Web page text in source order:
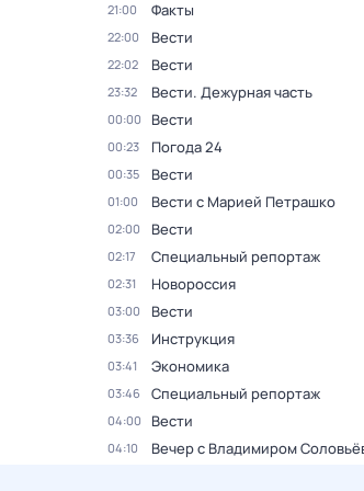
21:00 Факты
22:00 Вести
22:02 Вести
23:32 Вести. Дежурная часть
00:00 Вести
00:23 Погода 24
00:35 Вести
01:00 Вести с Марией Петрашко
02:00 Вести
02:17 Специальный репортаж
02:31 Новороссия
03:00 Вести
03:36 Инструкция
03:41 Экономика
03:46 Специальный репортаж
04:00 Вести
04:10 Вечер с Владимиром